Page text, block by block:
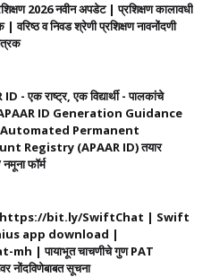
2026 नवीन अपडेट | प्रशिक्षण कालावधी‌
वरिष्ठ व निवड श्रेणी प्रशिक्षण नावनोंदणी
- एक राष्ट्र, एक विद्यार्थी - पालकांचे
APAAR ID Generation Guidance
Automated Permanent
Registry (APAAR ID) तयार
फॉर्म
- https://bit.ly/SwiftChat | Swift
app download |
| पायाभूत चाचणीचे गुण PAT
नोंदविणेबाबत सूचना